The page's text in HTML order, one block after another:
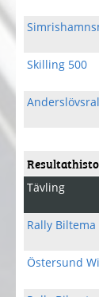
Skilling 500
Tävling
Rally Biltema
Östersund